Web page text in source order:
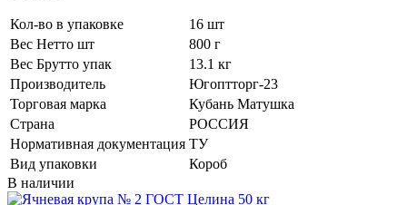
Кол-во в упаковке
16 шт
Вес Нетто шт
800 г
Вес Брутто упак
13.1 кг
Производитель
Югоптторг-23
Торговая марка
Кубань Матушка
Страна
РОССИЯ
Нормативная документация ТУ
Вид упаковки
Короб
В наличии